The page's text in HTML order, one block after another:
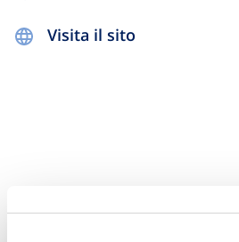
Visita il sito